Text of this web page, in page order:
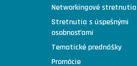
Networkingové stretnutia
Stretnutia s úspešnými
osobnosťami
Tematické prednášky
Promócie